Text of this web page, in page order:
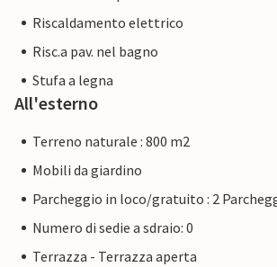
Riscaldamento elettrico
Risc.a pav. nel bagno
Stufa a legna
All'esterno
Terreno naturale : 800 m2
Mobili da giardino
Parcheggio in loco/gratuito : 2
Numero di sedie a sdraio: 0
Terrazza - Terrazza aperta